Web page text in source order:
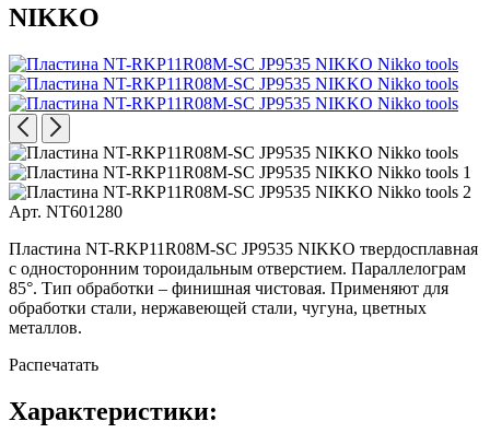
NIKKO
Арт. NT601280
Пластина NT-RKP11R08M-SC JP9535 NIKKO твердосплавная
с односторонним тороидальным отверстием. Параллелограм
85°. Тип обработки – финишная чистовая. Применяют для
обработки стали, нержавеющей стали, чугуна, цветных
металлов.
Распечатать
Характеристики: